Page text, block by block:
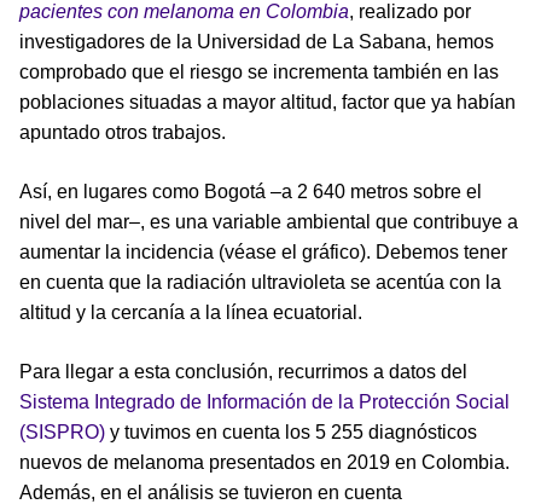
pacientes con melanoma en Colombia, realizado por
investigadores de la Universidad de La Sabana, hemos
comprobado que el riesgo se incrementa también en las
poblaciones situadas a mayor altitud, factor que ya habían
apuntado otros trabajos.
Así, en lugares como Bogotá –a 2 640 metros sobre el
nivel del mar–, es una variable ambiental que contribuye a
aumentar la incidencia (véase el gráfico). Debemos tener
en cuenta que la radiación ultravioleta se acentúa con la
altitud y la cercanía a la línea ecuatorial.
Para llegar a esta conclusión, recurrimos a datos del
Sistema Integrado de Información de la Protección Social
(SISPRO) y tuvimos en cuenta los 5 255 diagnósticos
nuevos de melanoma presentados en 2019 en Colombia.
Además, en el análisis se tuvieron en cuenta